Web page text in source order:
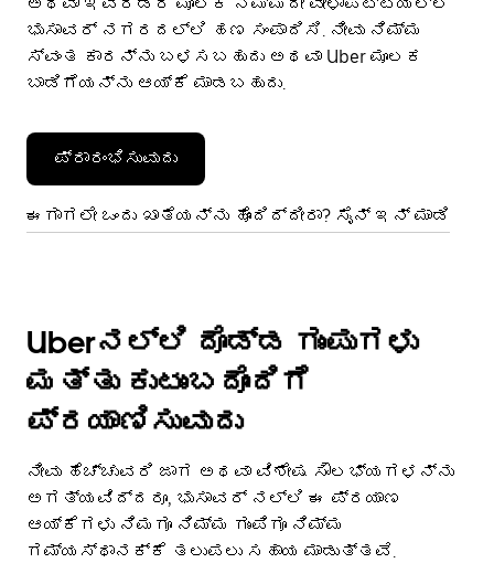
ಭುಸಾವರ್ ನಗರದಲ್ಲಿ ಹಣ ಸಂಪಾದಿಸಿ. ನೀವು ನಿಮ್ಮ
ಸ್ವಂತ ಕಾರನ್ನು ಬಳಸಬಹುದು ಅಥವಾ Uber ಮೂಲಕ
ಬಾಡಿಗೆಯನ್ನು ಆಯ್ಕೆ ಮಾಡಬಹುದು.
ಪ್ರಾರಂಭಿಸುವುದು
ಈಗಾಗಲೇ ಒಂದು ಖಾತೆಯನ್ನು ಹೊಂದಿದ್ದೀರಾ? ಸೈನ್ ಇನ್ ಮಾಡಿ
Uberನಲ್ಲಿ ದೊಡ್ಡ ಗುಂಪುಗಳು
ಮತ್ತು ಕುಟುಂಬದೊಂದಿಗೆ
ಪ್ರಯಾಣಿಸುವುದು
ನೀವು ಹೆಚ್ಚುವರಿ ಜಾಗ ಅಥವಾ ವಿಶೇಷ ಸೌಲಭ್ಯಗಳನ್ನು
ಅಗತ್ಯವಿದ್ದರೂ, ಭುಸಾವರ್ ನಲ್ಲಿ ಈ ಪ್ರಯಾಣ
ಆಯ್ಕೆಗಳು ನಿಮಗೂ ನಿಮ್ಮ ಗುಂಪಿಗೂ ನಿಮ್ಮ
ಗಮ್ಯಸ್ಥಾನಕ್ಕೆ ತಲುಪಲು ಸಹಾಯ ಮಾಡುತ್ತವೆ.